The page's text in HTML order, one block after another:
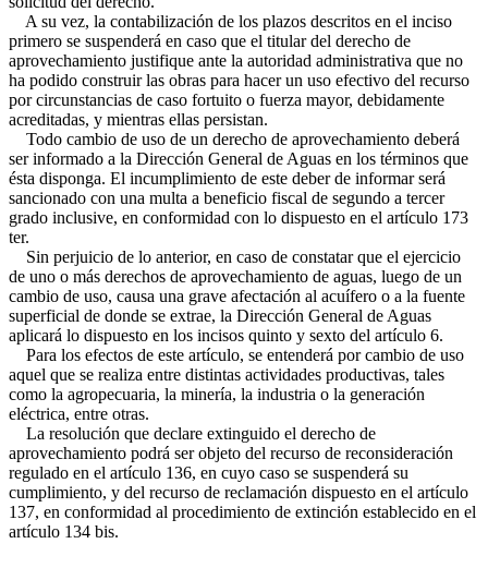
A su vez, la contabilización de los plazos descritos en el inciso
primero se suspenderá en caso que el titular del derecho de
aprovechamiento justifique ante la autoridad administrativa que no
ha podido construir las obras para hacer un uso efectivo del recurso
por circunstancias de caso fortuito o fuerza mayor, debidamente
acreditadas, y mientras ellas persistan.
Todo cambio de uso de un derecho de aprovechamiento deberá
ser informado a la Dirección General de Aguas en los términos que
ésta disponga. El incumplimiento de este deber de informar será
sancionado con una multa a beneficio fiscal de segundo a tercer
grado inclusive, en conformidad con lo dispuesto en el artículo 173
ter.
Sin perjuicio de lo anterior, en caso de constatar que el ejercicio
de uno o más derechos de aprovechamiento de aguas, luego de un
cambio de uso, causa una grave afectación al acuífero o a la fuente
superficial de donde se extrae, la Dirección General de Aguas
aplicará lo dispuesto en los incisos quinto y sexto del artículo 6.
Para los efectos de este artículo, se entenderá por cambio de uso
aquel que se realiza entre distintas actividades productivas, tales
como la agropecuaria, la minería, la industria o la generación
eléctrica, entre otras.
La resolución que declare extinguido el derecho de
aprovechamiento podrá ser objeto del recurso de reconsideración
regulado en el artículo 136, en cuyo caso se suspenderá su
cumplimiento, y del recurso de reclamación dispuesto en el artículo
137, en conformidad al procedimiento de extinción establecido en el
artículo 134 bis.